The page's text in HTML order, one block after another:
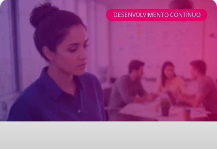
DESENVOLVIMENTO CONTÍNUO